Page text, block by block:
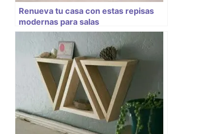
Renueva tu casa con estas repisas
modernas para salas